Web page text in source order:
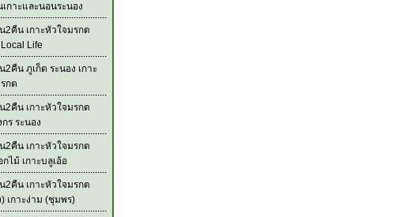
กาะและนอนระนอง
2คืน เกาะหัวใจมรกต
Life
2คืน ภูเก็ต ระนอง เกาะ
กต
2คืน เกาะหัวใจมรกต
กร ระนอง
2คืน เกาะหัวใจมรกต
กไม้ เกาะบลูเอ้อ
2คืน เกาะหัวใจมรกต
เกาะง่าม (ชุมพร)